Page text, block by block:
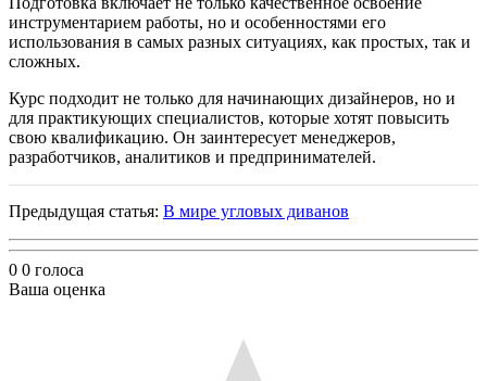
инструментарием работы, но и особенностями его
использования в самых разных ситуациях, как простых, так и
сложных.
Курс подходит не только для начинающих дизайнеров, но и
для практикующих специалистов, которые хотят повысить
свою квалификацию. Он заинтересует менеджеров,
разработчиков, аналитиков и предпринимателей.
Предыдущая статья: В мире угловых диванов
0 0 голоса
Ваша оценка